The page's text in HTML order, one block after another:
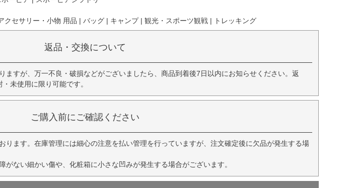
クセサリー・小物 用品 | バッグ | キャンプ | 観光・スポーツ観戦 | トレッキング
返品・交換について
ますが、万一不良・破損などがございましたら、商品到着後7日以内にお知らせください。返
未使用に限り可能です。
ご購入前にご確認ください
ります。在庫管理には細心の注意を払い管理を行っていますが、注文確定後に欠品が発生する場
がない細かい傷や、化粧箱に小さな凹みが発生する場合がございます。